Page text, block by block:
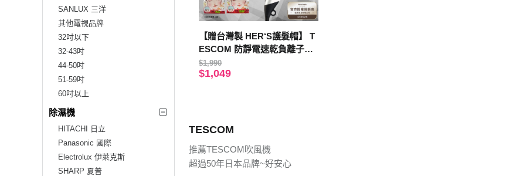
SANLUX 三洋
其他電視品牌
32吋以下
32-43吋
44-50吋
51-59吋
60吋以上
除濕機
HITACHI 日立
Panasonic 國際
Electrolux 伊萊克斯
SHARP 夏普
【贈台灣製 HER‘S護髮帽】 T
ESCOM 防靜電速乾負離子吹
風機TID2200 / TID2200TW -白
色 公司貨 保固一年
$1,990
$1,049
TESCOM
推薦TESCOM吹風機
超過50年日本品牌~好安心